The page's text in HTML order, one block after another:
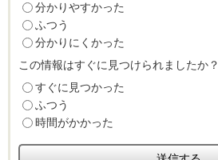
分かりやすかった
ふつう
分かりにくかった
この情報はすぐに見つけられましたか？
すぐに見つかった
ふつう
時間がかかった